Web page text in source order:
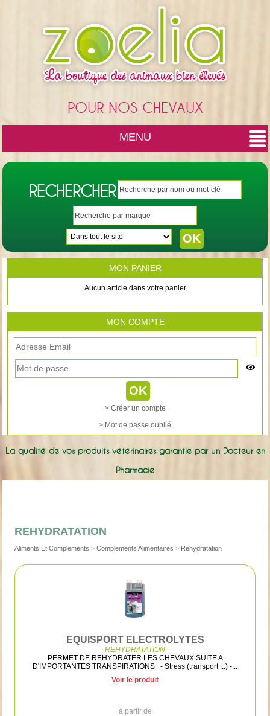
POUR NOS CHEVAUX
MENU
RECHERCHER
MON PANIER
Aucun article dans votre panier
MON COMPTE
> Créer un compte
> Mot de passe oublié
La qualité de vos produits vétérinaires garantie par un Docteur en
Pharmacie
REHYDRATATION
Aliments Et Complements > Complements Alimentaires > Rehydratation
EQUISPORT ELECTROLYTES
REHYDRATATION
PERMET DE REHYDRATER LES CHEVAUX SUITE A
D'IMPORTANTES TRANSPIRATIONS - Stress (transport ...) -...
Voir le produit
à partir de